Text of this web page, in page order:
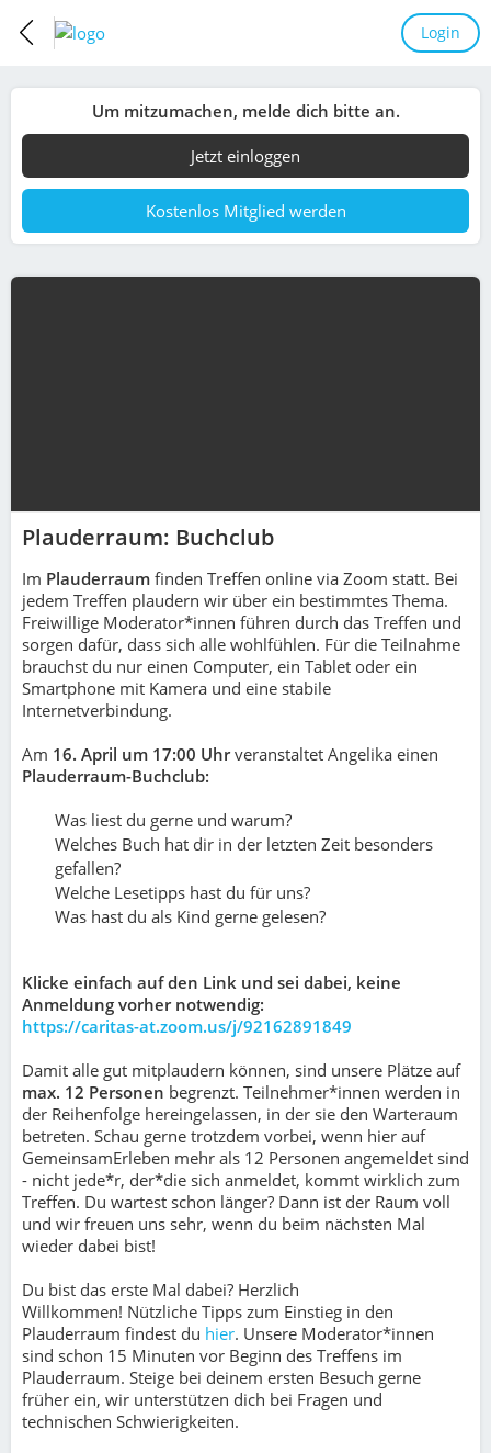
Login
Um mitzumachen, melde dich bitte an.
Jetzt einloggen
Kostenlos Mitglied werden
Plauderraum: Buchclub
Im Plauderraum finden Treffen online via Zoom statt. Bei
jedem Treffen plaudern wir über ein bestimmtes Thema.
Freiwillige Moderator*innen führen durch das Treffen und
sorgen dafür, dass sich alle wohlfühlen. Für die Teilnahme
brauchst du nur einen Computer, ein Tablet oder ein
Smartphone mit Kamera und eine stabile
Internetverbindung.
Am 16. April um 17:00 Uhrveranstaltet Angelika einen
Plauderraum-Buchclub:
Was liest du gerne und warum?
Welches Buch hat dir in der letzten Zeit besonders
gefallen?
Welche Lesetipps hast du für uns?
Was hast du als Kind gerne gelesen?
Klicke einfach auf den Link und sei dabei, keine
Anmeldung vorher notwendig:
https://caritas-at.zoom.us/j/92162891849
Damit alle gut mitplaudern können, sind unsere Plätze auf
max. 12 Personen begrenzt. Teilnehmer*innen werden in
der Reihenfolge hereingelassen, in der sie den Warteraum
betreten. Schau gerne trotzdem vorbei, wenn hier auf
GemeinsamErleben mehr als 12 Personen angemeldet sind
- nicht jede*r, der*die sich anmeldet, kommt wirklich zum
Treffen. Du wartest schon länger? Dann ist der Raum voll
und wir freuen uns sehr, wenn du beim nächsten Mal
wieder dabei bist!
Du bist das erste Mal dabei? Herzlich
Willkommen! Nützliche Tipps zum Einstieg in den
Plauderraum findest du hier. Unsere Moderator*innen
sind schon 15 Minuten vor Beginn des Treffens im
Plauderraum. Steige bei deinem ersten Besuch gerne
früher ein, wir unterstützen dich bei Fragen und
technischen Schwierigkeiten.